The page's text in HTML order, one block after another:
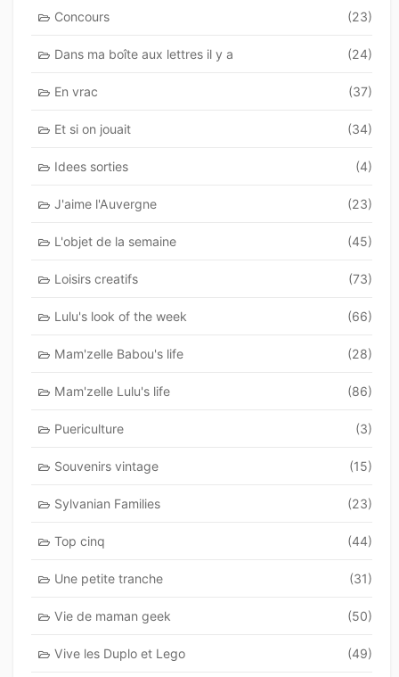
Concours (23)
Dans ma boîte aux lettres il y a (24)
En vrac (37)
Et si on jouait (34)
Idees sorties (4)
J'aime l'Auvergne (23)
L'objet de la semaine (45)
Loisirs creatifs (73)
Lulu's look of the week (66)
Mam'zelle Babou's life (28)
Mam'zelle Lulu's life (86)
Puericulture (3)
Souvenirs vintage (15)
Sylvanian Families (23)
Top cinq (44)
Une petite tranche (31)
Vie de maman geek (50)
Vive les Duplo et Lego (49)